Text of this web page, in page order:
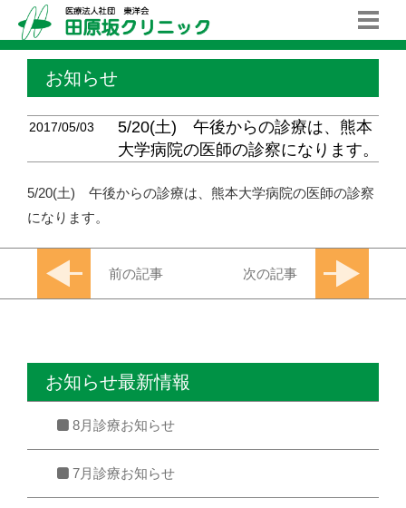
お知らせ
2017/05/03
5/20(土) 午後からの診療は、熊本
大学病院の医師の診察になります。
5/20(土) 午後からの診療は、熊本大学病院の医師の診察
になります。
前の記事 次の記事
お知らせ最新情報
8月診療お知らせ
7月診療お知らせ